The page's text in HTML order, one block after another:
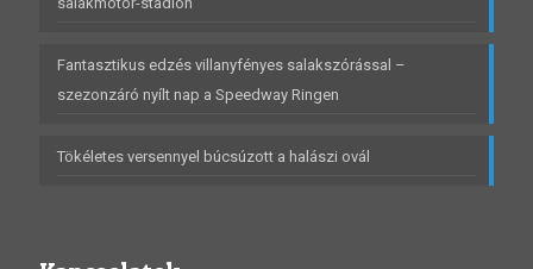
Fantasztikus edzés villanyfényes salakszórással –
szezonzáró nyílt nap a Speedway Ringen
Tökéletes versennyel búcsúzott a halászi ovál